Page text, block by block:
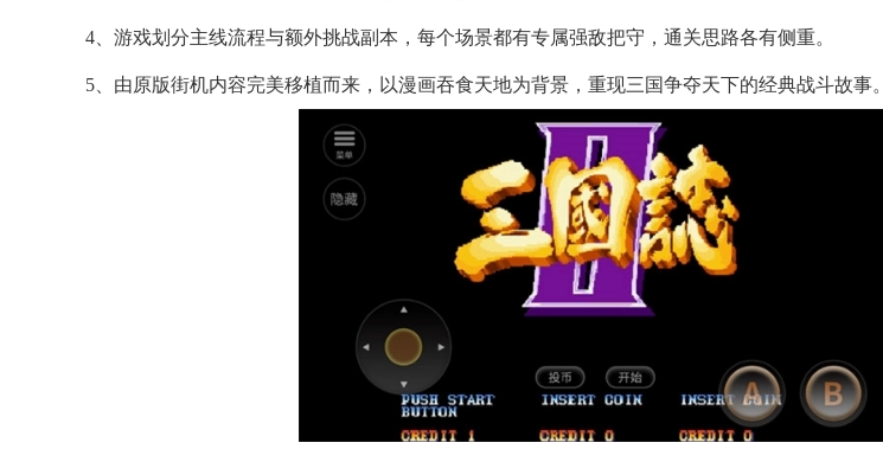
4、游戏划分主线流程与额外挑战副本，每个场景都有专属强敌把守，通关思路各有侧重。
5、由原版街机内容完美移植而来，以漫画吞食天地为背景，重现三国争夺天下的经典战斗故事。